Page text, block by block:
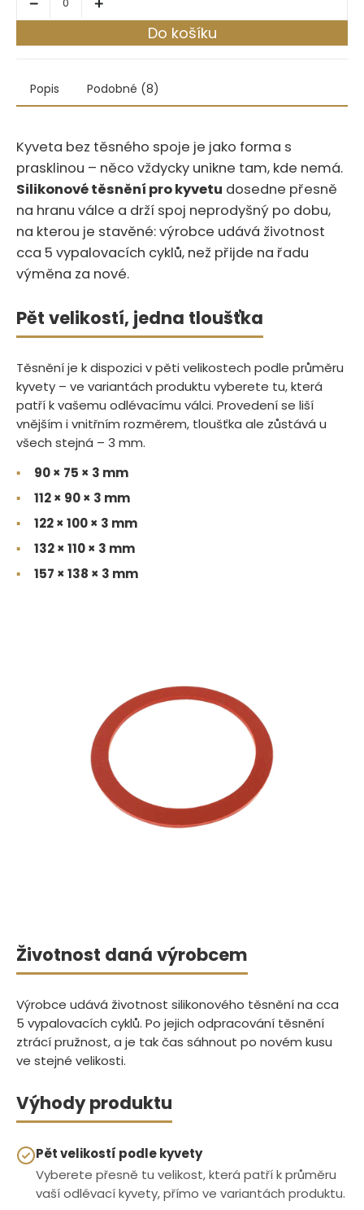
Do košíku
Popis Podobné (8)
Kyveta bez těsného spoje je jako forma s
prasklinou – něco vždycky unikne tam, kde nemá.
Silikonové těsnění pro kyvetu dosedne přesně
na hranu válce a drží spoj neprodyšný po dobu,
na kterou je stavěné: výrobce udává životnost
cca 5 vypalovacích cyklů, než přijde na řadu
výměna za nové.
Pět velikostí, jedna tloušťka
Těsnění je k dispozici v pěti velikostech podle průměru
kyvety – ve variantách produktu vyberete tu, která
patří k vašemu odlévacímu válci. Provedení se liší
vnějším i vnitřním rozměrem, tloušťka ale zůstává u
všech stejná – 3 mm.
▪
90 × 75 × 3 mm
▪
112 × 90 × 3 mm
▪
122 × 100 × 3 mm
▪
132 × 110 × 3 mm
▪
157 × 138 × 3 mm
Životnost daná výrobcem
Výrobce udává životnost silikonového těsnění na cca
5 vypalovacích cyklů. Po jejich odpracování těsnění
ztrácí pružnost, a je tak čas sáhnout po novém kusu
ve stejné velikosti.
Výhody produktu
Pět velikostí podle kyvety
Vyberete přesně tu velikost, která patří k průměru
vaší odlévací kyvety, přímo ve variantách produktu.